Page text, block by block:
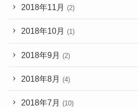
2018年11月 (2)
2018年10月 (1)
2018年9月 (2)
2018年8月 (4)
2018年7月 (10)